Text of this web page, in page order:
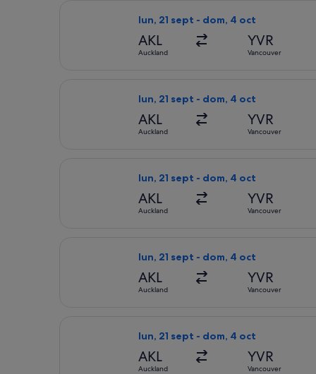
lun, 21 sept - dom, 4 oct
AKL
Auckland
YVR
Vancouver
lun, 21 sept - dom, 4 oct
AKL
Auckland
YVR
Vancouver
lun, 21 sept - dom, 4 oct
AKL
Auckland
YVR
Vancouver
lun, 21 sept - dom, 4 oct
AKL
Auckland
YVR
Vancouver
lun, 21 sept - dom, 4 oct
AKL
Auckland
YVR
Vancouver